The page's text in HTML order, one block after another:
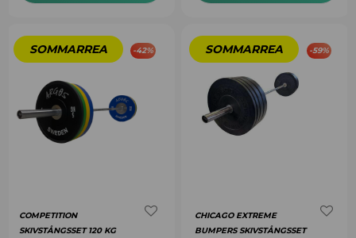
-42%
COMPETITION
SKIVSTÅNGSSET 120 KG
-59%
CHICAGO EXTREME
BUMPERS SKIVSTÅNGSSET